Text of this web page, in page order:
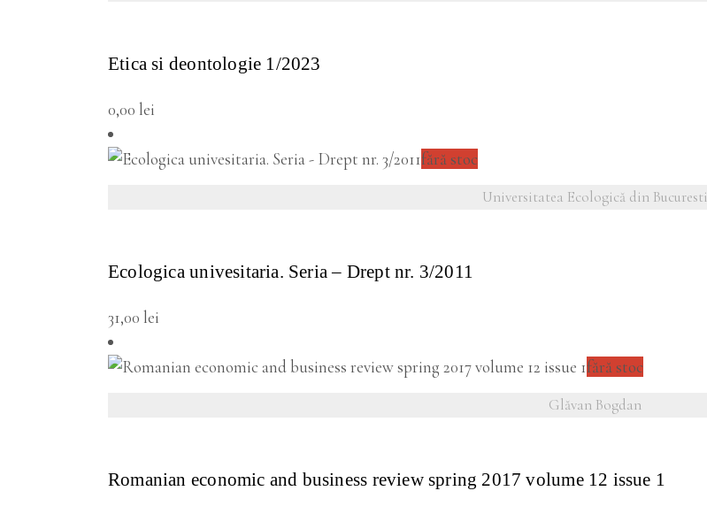
Etica si deontologie 1/2023
0,00 lei
fără stoc
Universitatea Ecologică din Bucuresti
Ecologica univesitaria. Seria – Drept nr. 3/2011
31,00 lei
fără stoc
Glăvan Bogdan
Romanian economic and business review spring 2017 volume 12 issue 1